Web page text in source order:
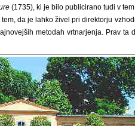
(1735), ki je bilo publicirano tudi v
da je lahko živel pri direktorju
metodah vrtnarjenja. Prav